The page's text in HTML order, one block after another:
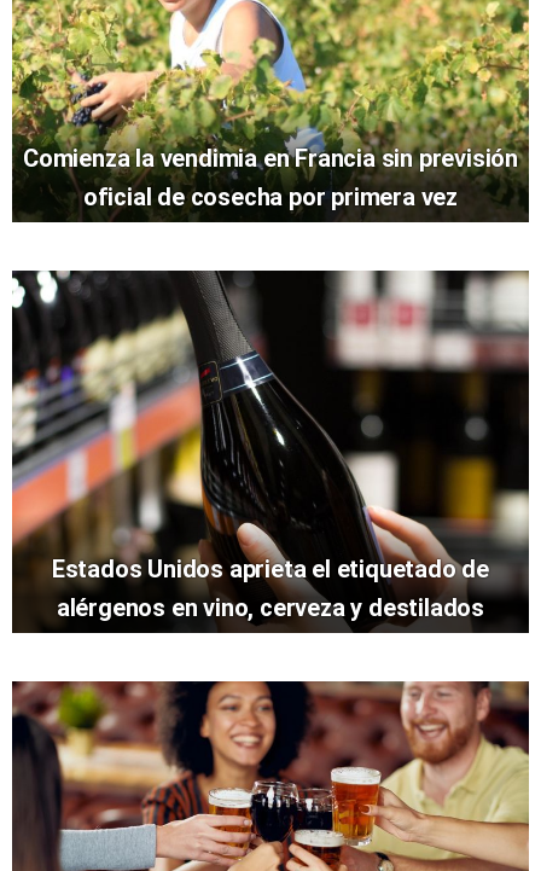
Comienza la vendimia en Francia sin previsión
oficial de cosecha por primera vez
Estados Unidos aprieta el etiquetado de
alérgenos en vino, cerveza y destilados